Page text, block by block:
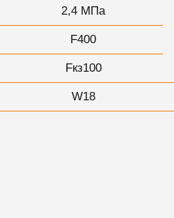
2,4 МПа
F400
Fкз100
W18